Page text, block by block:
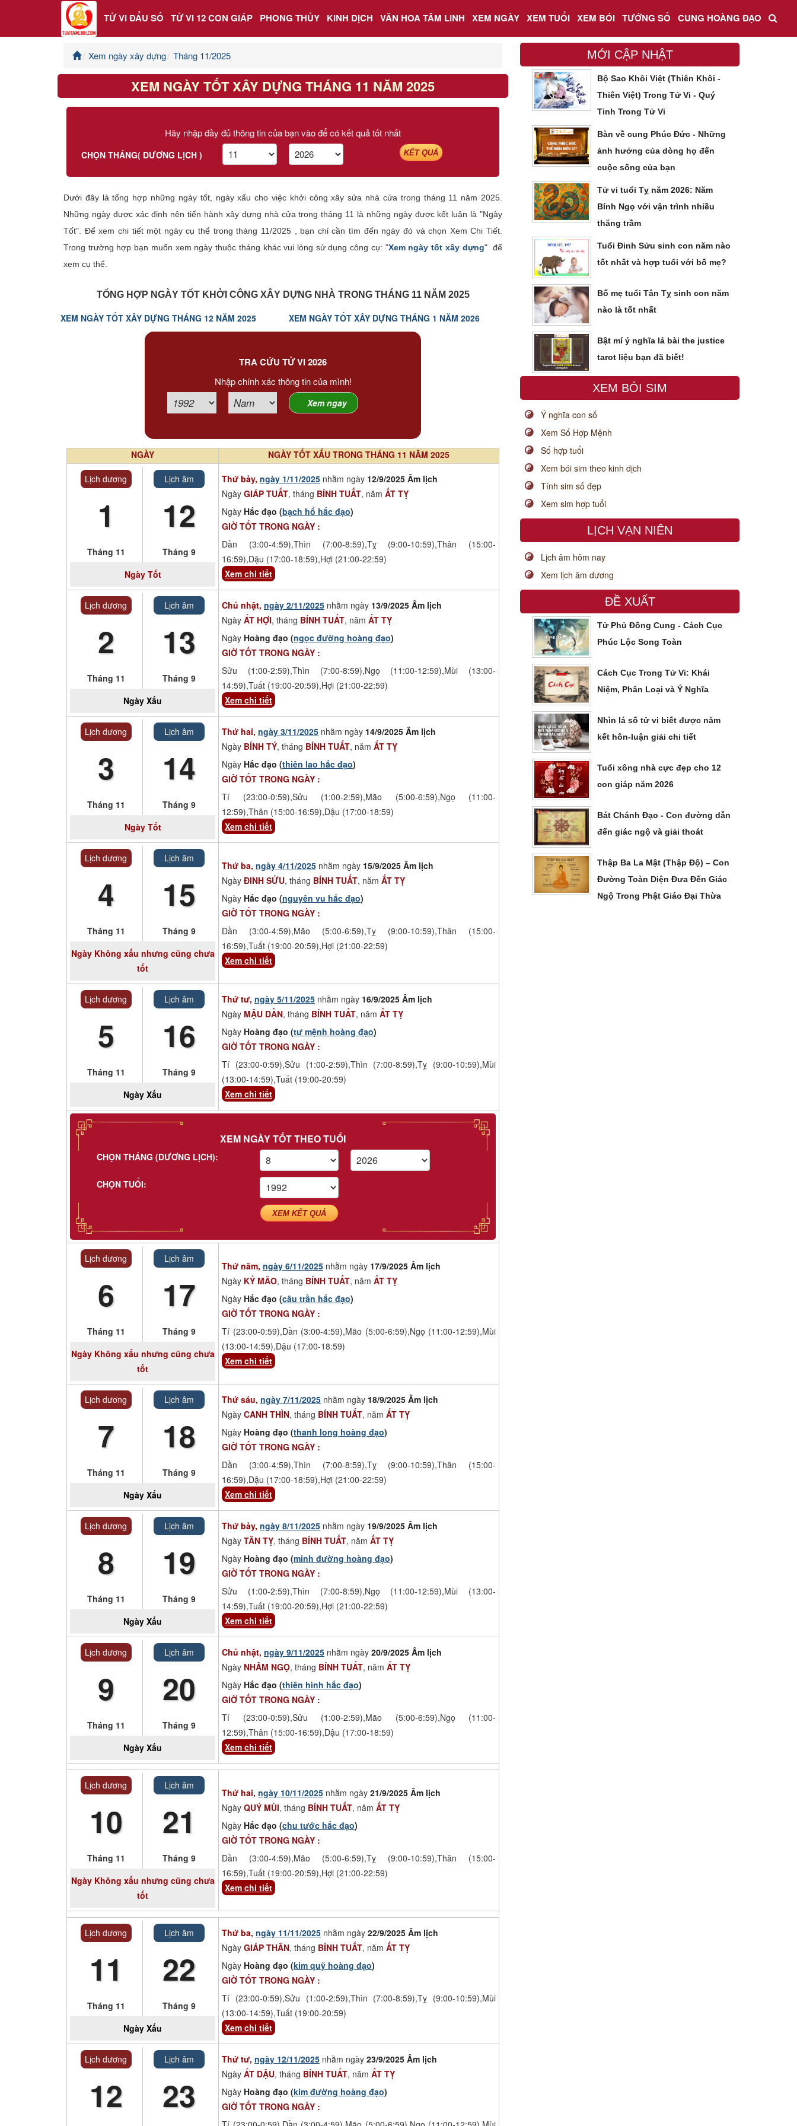
TỬ VI ĐẨU SỐ TỬ VI 12 CON GIÁP PHONG THỦY KINH DỊCH VĂN HOA TÂM LINH XEM NGÀY XEM TUỔI XEM BÓI TƯỚNG SỐ CUNG HOÀNG ĐẠO
Tử Vi Đẩu Số
Văn Hoa Tâm linh
Xem ngày xây dựng Tháng 11/2025
XEM NGÀY TỐT XÂY DỰNG THÁNG 11 NĂM 2025
Hãy nhập đầy đủ thông tin của bạn vào để có kết quả tốt nhất
CHỌN THÁNG( DƯƠNG LỊCH ) KẾT QUẢ
Dưới đây là tổng hợp những ngày tốt, ngày xấu cho việc khởi công xây sửa nhà cửa trong tháng 11 năm 2025.
Những ngày được xác định nên tiến hành xây dựng nhà cửa trong tháng 11 là những ngày được kết luận là "Ngày
Tốt". Để xem chi tiết một ngày cụ thể trong tháng 11/2025 , bạn chỉ cần tìm đến ngày đó và chọn Xem Chi Tiết.
Trong trường hợp bạn muốn xem ngày thuộc tháng khác vui lòng sử dụng công cụ: "Xem ngày tốt xây dựng" để
xem cụ thể.
TỔNG HỢP NGÀY TỐT KHỞI CÔNG XÂY DỰNG NHÀ TRONG THÁNG 11 NĂM 2025
XEM NGÀY TỐT XÂY DỰNG THÁNG 12 NĂM 2025 XEM NGÀY TỐT XÂY DỰNG THÁNG 1 NĂM 2026
TRA CỨU TỬ VI 2026
Nhập chính xác thông tin của mình!
NGÀY NGÀY TỐT XẤU TRONG THÁNG 11 NĂM 2025
Lịch dương
1
Tháng 11
Lịch âm
12
Tháng 9
NgàyTốt
Thứ bảy, ngày 1/11/2025 nhằm ngày 12/9/2025 Âm lịch
Ngày GIÁP TUẤT, tháng BÍNH TUẤT, năm ẤT TỴ
Ngày Hắc đạo (bạch hổ hắc đạo)
GIỜ TỐT TRONG NGÀY :
Dần (3:00-4:59),Thìn (7:00-8:59),Tỵ (9:00-10:59),Thân (15:00-
16:59),Dậu (17:00-18:59),Hợi (21:00-22:59)
Xem chi tiết
Lịch dương
2
Tháng 11
Lịch âm
13
Tháng 9
Ngày Xấu
Chủ nhật, ngày 2/11/2025 nhằm ngày 13/9/2025 Âm lịch
Ngày ẤT HỢI, tháng BÍNH TUẤT, năm ẤT TỴ
Ngày Hoàng đạo (ngọc đường hoàng đạo)
GIỜ TỐT TRONG NGÀY :
Sửu (1:00-2:59),Thìn (7:00-8:59),Ngọ (11:00-12:59),Mùi (13:00-
14:59),Tuất (19:00-20:59),Hợi (21:00-22:59)
Xem chi tiết
Lịch dương
3
Tháng 11
Lịch âm
14
Tháng 9
NgàyTốt
Thứ hai, ngày 3/11/2025 nhằm ngày 14/9/2025 Âm lịch
Ngày BÍNH TÝ, tháng BÍNH TUẤT, năm ẤT TỴ
Ngày Hắc đạo (thiên lao hắc đạo)
GIỜ TỐT TRONG NGÀY :
Tí (23:00-0:59),Sửu (1:00-2:59),Mão (5:00-6:59),Ngọ (11:00-
12:59),Thân (15:00-16:59),Dậu (17:00-18:59)
Xem chi tiết
Lịch dương
4
Tháng 11
Lịch âm
15
Tháng 9
NgàyKhông xấu nhưng cũng chưa
tốt
Thứ ba, ngày 4/11/2025 nhằm ngày 15/9/2025 Âm lịch
Ngày ĐINH SỬU, tháng BÍNH TUẤT, năm ẤT TỴ
Ngày Hắc đạo (nguyên vu hắc đạo)
GIỜ TỐT TRONG NGÀY :
Dần (3:00-4:59),Mão (5:00-6:59),Tỵ (9:00-10:59),Thân (15:00-
16:59),Tuất (19:00-20:59),Hợi (21:00-22:59)
Xem chi tiết
Lịch dương
5
Tháng 11
Lịch âm
16
Tháng 9
Ngày Xấu
Thứ tư, ngày 5/11/2025 nhằm ngày 16/9/2025 Âm lịch
Ngày MẬU DẦN, tháng BÍNH TUẤT, năm ẤT TỴ
Ngày Hoàng đạo (tư mệnh hoàng đạo)
GIỜ TỐT TRONG NGÀY :
Tí (23:00-0:59),Sửu (1:00-2:59),Thìn (7:00-8:59),Tỵ (9:00-10:59),Mùi
(13:00-14:59),Tuất (19:00-20:59)
Xem chi tiết
XEM NGÀY TỐT THEO TUỔI
CHỌN THÁNG (DƯƠNG LỊCH):
CHỌN TUỔI:
XEM KẾT QUẢ
Lịch dương
6
Tháng 11
Lịch âm
17
Tháng 9
NgàyKhông xấu nhưng cũng chưa
tốt
Thứ năm, ngày 6/11/2025 nhằm ngày 17/9/2025 Âm lịch
Ngày KỶ MÃO, tháng BÍNH TUẤT, năm ẤT TỴ
Ngày Hắc đạo (câu trần hắc đạo)
GIỜ TỐT TRONG NGÀY :
Tí (23:00-0:59),Dần (3:00-4:59),Mão (5:00-6:59),Ngọ (11:00-12:59),Mùi
(13:00-14:59),Dậu (17:00-18:59)
Xem chi tiết
Lịch dương
7
Tháng 11
Lịch âm
18
Tháng 9
Ngày Xấu
Thứ sáu, ngày 7/11/2025 nhằm ngày 18/9/2025 Âm lịch
Ngày CANH THÌN, tháng BÍNH TUẤT, năm ẤT TỴ
Ngày Hoàng đạo (thanh long hoàng đạo)
GIỜ TỐT TRONG NGÀY :
Dần (3:00-4:59),Thìn (7:00-8:59),Tỵ (9:00-10:59),Thân (15:00-
16:59),Dậu (17:00-18:59),Hợi (21:00-22:59)
Xem chi tiết
Lịch dương
8
Tháng 11
Lịch âm
19
Tháng 9
Ngày Xấu
Thứ bảy, ngày 8/11/2025 nhằm ngày 19/9/2025 Âm lịch
Ngày TÂN TỴ, tháng BÍNH TUẤT, năm ẤT TỴ
Ngày Hoàng đạo (minh đường hoàng đạo)
GIỜ TỐT TRONG NGÀY :
Sửu (1:00-2:59),Thìn (7:00-8:59),Ngọ (11:00-12:59),Mùi (13:00-
14:59),Tuất (19:00-20:59),Hợi (21:00-22:59)
Xem chi tiết
Lịch dương
9
Tháng 11
Lịch âm
20
Tháng 9
Ngày Xấu
Chủ nhật, ngày 9/11/2025 nhằm ngày 20/9/2025 Âm lịch
Ngày NHÂM NGỌ, tháng BÍNH TUẤT, năm ẤT TỴ
Ngày Hắc đạo (thiên hình hắc đạo)
GIỜ TỐT TRONG NGÀY :
Tí (23:00-0:59),Sửu (1:00-2:59),Mão (5:00-6:59),Ngọ (11:00-
12:59),Thân (15:00-16:59),Dậu (17:00-18:59)
Xem chi tiết
Lịch dương
10
Tháng 11
Lịch âm
21
Tháng 9
NgàyKhông xấu nhưng cũng chưa
tốt
Thứ hai, ngày 10/11/2025 nhằm ngày 21/9/2025 Âm lịch
Ngày QUÝ MÙI, tháng BÍNH TUẤT, năm ẤT TỴ
Ngày Hắc đạo (chu tước hắc đạo)
GIỜ TỐT TRONG NGÀY :
Dần (3:00-4:59),Mão (5:00-6:59),Tỵ (9:00-10:59),Thân (15:00-
16:59),Tuất (19:00-20:59),Hợi (21:00-22:59)
Xem chi tiết
Lịch dương
11
Tháng 11
Lịch âm
22
Tháng 9
Ngày Xấu
Thứ ba, ngày 11/11/2025 nhằm ngày 22/9/2025 Âm lịch
Ngày GIÁP THÂN, tháng BÍNH TUẤT, năm ẤT TỴ
Ngày Hoàng đạo (kim quỹ hoàng đạo)
GIỜ TỐT TRONG NGÀY :
Tí (23:00-0:59),Sửu (1:00-2:59),Thìn (7:00-8:59),Tỵ (9:00-10:59),Mùi
(13:00-14:59),Tuất (19:00-20:59)
Xem chi tiết
Lịch dương
12
Lịch âm
23
Thứ tư, ngày 12/11/2025 nhằm ngày 23/9/2025 Âm lịch
Ngày ẤT DẬU, tháng BÍNH TUẤT, năm ẤT TỴ
Ngày Hoàng đạo (kim đường hoàng đạo)
GIỜ TỐT TRONG NGÀY :
MỚI CẬP NHẬT
Bộ Sao Khôi Việt (Thiên Khôi -
Thiên Việt) Trong Tử Vi - Quý
Tinh Trong Tử Vi
Bàn về cung Phúc Đức - Những
ảnh hưởng của dòng họ đến
cuộc sống của bạn
Tử vi tuổi Tỵ năm 2026: Năm
Bính Ngọ với vận trình nhiều
thăng trầm
Tuổi Đinh Sửu sinh con năm nào
tốt nhất và hợp tuổi với bố mẹ?
Bố mẹ tuổi Tân Tỵ sinh con năm
nào là tốt nhất
Bật mí ý nghĩa lá bài the justice
tarot liệu bạn đã biết!
XEM BÓI SIM
Ý nghĩa con số
Xem Số Hợp Mệnh
Số hợp tuổi
Xem bói sim theo kinh dịch
Tính sim số đẹp
Xem sim hợp tuổi
LỊCH VẠN NIÊN
Lịch âm hôm nay
Xem lịch âm dương
ĐỀ XUẤT
Tử Phủ Đồng Cung - Cách Cục
Phúc Lộc Song Toàn
Cách Cục Trong Tử Vi: Khái
Niệm, Phân Loại và Ý Nghĩa
Nhìn lá số tử vi biết được năm
kết hôn-luận giải chi tiết
Tuổi xông nhà cực đẹp cho 12
con giáp năm 2026
Bát Chánh Đạo - Con đường dẫn
đến giác ngộ và giải thoát
Thập Ba La Mật (Thập Độ) – Con
Đường Toàn Diện Đưa Đến Giác
Ngộ Trong Phật Giáo Đại Thừa